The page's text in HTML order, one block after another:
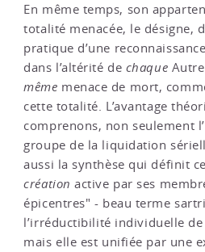
En même temps, son
totalité menacée, le désigne,
pratique d’une
dans l’altérité de chaque
même menace de mort,
cette totalité. L’avantage
comprenons, non seulement
groupe de la liquidation
aussi la synthèse qui définit
créationactive par ses
épicentres" - beau terme
l’irréductibilité individuelle de
mais elle est unifiée par une